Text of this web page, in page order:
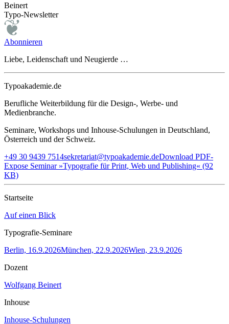
Beinert
Typo-Newsletter
Abonnieren
Liebe, Leidenschaft und Neugierde …
Typoakademie.de
Berufliche Weiterbildung für die Design-, Werbe- und
Medienbranche.
Seminare, Workshops und Inhouse-Schulungen in Deutschland,
Österreich und der Schweiz.
+49 30 9439 7514sekretariat@typoakademie.deDownload PDF-
Expose Seminar »Typografie für Print, Web und Publishing« (92
KB)
Startseite
Auf einen Blick
Typografie-Seminare
Berlin, 16.9.2026München, 22.9.2026Wien, 23.9.2026
Dozent
Wolfgang Beinert
Inhouse
Inhouse-Schulungen